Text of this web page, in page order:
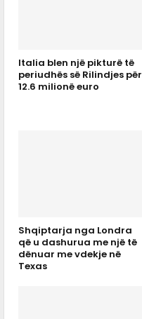
Italia blen një pikturë të
periudhës së Rilindjes për
12.6 milionë euro
Shqiptarja nga Londra
që u dashurua me një të
dënuar me vdekje në
Texas